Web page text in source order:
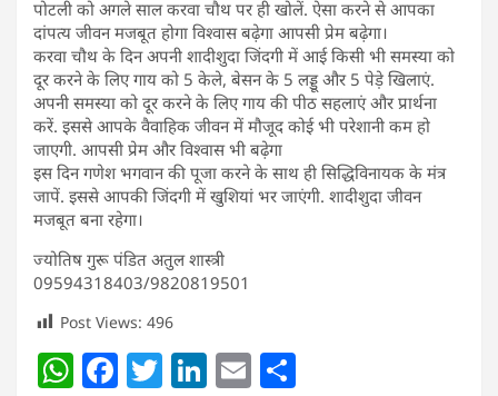
पोटली को अगले साल करवा चौथ पर ही खोलें. ऐसा करने से आपका
दांपत्य जीवन मजबूत होगा विश्वास बढ़ेगा आपसी प्रेम बढ़ेगा।
करवा चौथ के दिन अपनी शादीशुदा जिंदगी में आई किसी भी समस्या को
दूर करने के लिए गाय को 5 केले, बेसन के 5 लड्डू और 5 पेड़े खिलाएं.
अपनी समस्या को दूर करने के लिए गाय की पीठ सहलाएं और प्रार्थना
करें. इससे आपके वैवाहिक जीवन में मौजूद कोई भी परेशानी कम हो
जाएगी. आपसी प्रेम और विश्वास भी बढ़ेगा
इस दिन गणेश भगवान की पूजा करने के साथ ही सिद्धिविनायक के मंत्र
जापें. इससे आपकी जिंदगी में खुशियां भर जाएंगी. शादीशुदा जीवन
मजबूत बना रहेगा।
ज्योतिष गुरू पंडित अतुल शास्त्री
09594318403/9820819501
Post Views: 496
W F T Li E